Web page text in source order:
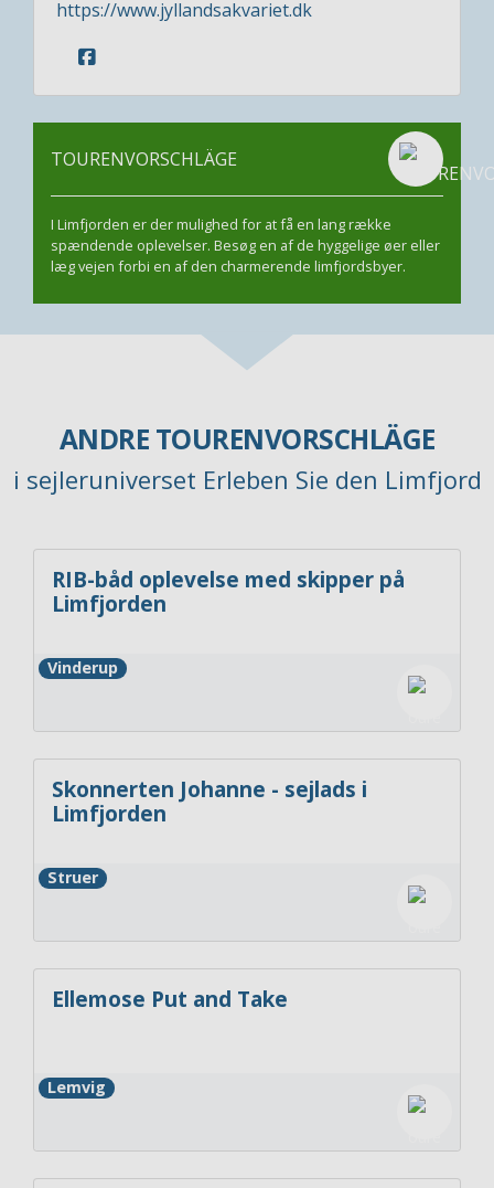
https://www.jyllandsakvariet.dk
TOURENVORSCHLÄGE
I Limfjorden er der mulighed for at få en lang række
spændende oplevelser. Besøg en af de hyggelige øer eller
læg vejen forbi en af den charmerende limfjordsbyer.
ANDRE TOURENVORSCHLÄGE
i sejleruniverset Erleben Sie den Limfjord
RIB-båd oplevelse med skipper på
Limfjorden
Vinderup
Skonnerten Johanne - sejlads i
Limfjorden
Struer
Ellemose Put and Take
Lemvig